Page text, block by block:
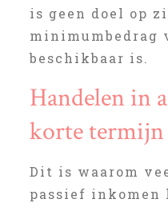
is geen doel op
minimumbedrag
beschikbaar is.
Handelen in
korte termijn
Dit is waarom
passief inkomen